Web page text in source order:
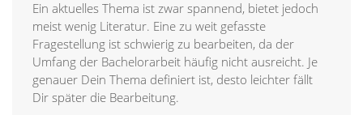
Ein aktuelles Thema ist zwar spannend, bietet jedoch
meist wenig Literatur. Eine zu weit gefasste
Fragestellung ist schwierig zu bearbeiten, da der
Umfang der Bachelorarbeit häufig nicht ausreicht. Je
genauer Dein Thema definiert ist, desto leichter fällt
Dir später die Bearbeitung.